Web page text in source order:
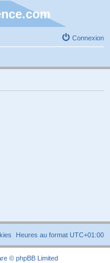
Connexion
Heures au format UTC+01:00
© phpBB Limited